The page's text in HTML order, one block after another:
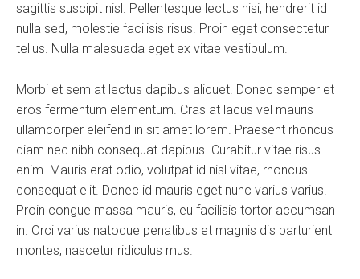
sagittis suscipit nisl. Pellentesque lectus nisi, hendrerit id
nulla sed, molestie facilisis risus. Proin eget consectetur
tellus. Nulla malesuada eget ex vitae vestibulum.
Morbi et sem at lectus dapibus aliquet. Donec semper et
eros fermentum elementum. Cras at lacus vel mauris
ullamcorper eleifend in sit amet lorem. Praesent rhoncus
diam nec nibh consequat dapibus. Curabitur vitae risus
enim. Mauris erat odio, volutpat id nisl vitae, rhoncus
consequat elit. Donec id mauris eget nunc varius varius.
Proin congue massa mauris, eu facilisis tortor accumsan
in. Orci varius natoque penatibus et magnis dis parturient
montes, nascetur ridiculus mus.